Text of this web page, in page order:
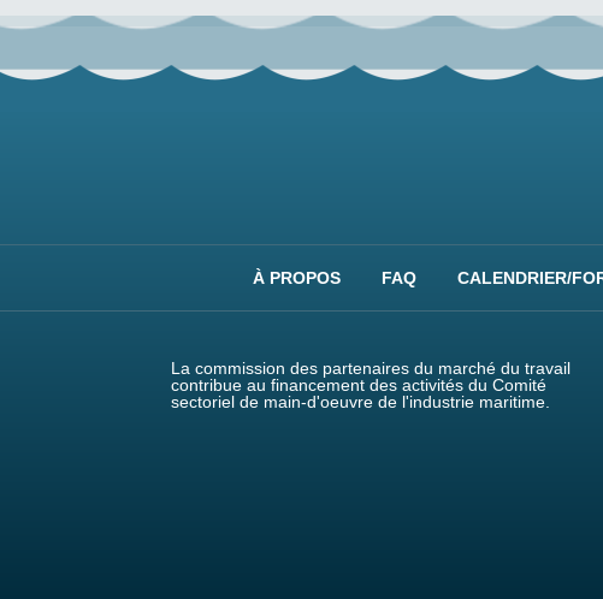
À PROPOS FAQ CALENDRIER/
La commission des partenaires du marché du travail
contribue au financement des activités du Comité
sectoriel de main-d'oeuvre de l'industrie maritime.